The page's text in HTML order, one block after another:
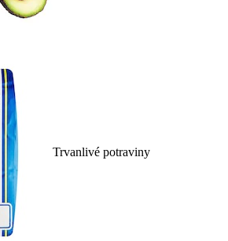
Trvanlivé potraviny